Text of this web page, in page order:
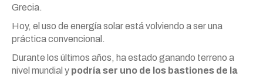
Grecia.
Hoy, el uso de energía solar está volviendo a ser una
práctica convencional.
Durante los últimos años, ha estado ganando terreno a
nivel mundial y podría ser uno de los bastiones de la